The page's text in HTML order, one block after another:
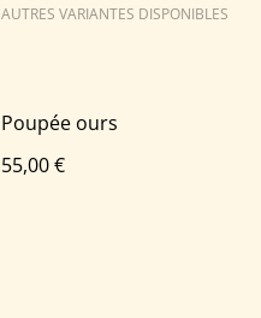
AUTRES VARIANTES DISPONIBLES
Poupée ours
55,00 €